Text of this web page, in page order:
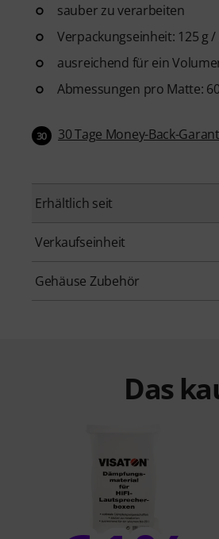
sauber zu verarbeiten
Verpackungseinheit: 125 g
ausreichend für ein
Abmessungen pro Matte:
30 30 Tage Money-Back-
Erhältlich seit
Verkaufseinheit
Gehäuse Zubehör
Das